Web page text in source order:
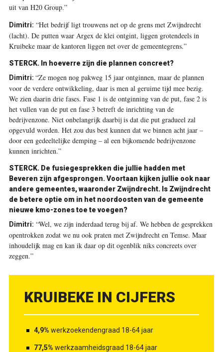
uit van H20 Group.”
Dimitri: “Het bedrijf ligt trouwens net op de grens met Zwijndrecht
(lacht). De putten waar Argex de klei ontgint, liggen grotendeels in
Kruibeke maar de kantoren liggen net over de gemeentegrens.”
STERCK. In hoeverre zijn die plannen concreet?
Dimitri: “Ze mogen nog pakweg 15 jaar ontginnen, maar de plannen
voor de verdere ontwikkeling, daar is men al geruime tijd mee bezig.
We zien daarin drie fases. Fase 1 is de ontginning van de put, fase 2 is
het vullen van de put en fase 3 betreft de inrichting van de
bedrijvenzone. Niet onbelangrijk daarbij is dat die put gradueel zal
opgevuld worden. Het zou dus best kunnen dat we binnen acht jaar –
door een gedeeltelijke demping – al een bijkomende bedrijvenzone
kunnen inrichten.”
STERCK. De fusiegesprekken die jullie hadden met
Beveren zijn afgesprongen. Voortaan kijken jullie ook naar
andere gemeentes, waaronder Zwijndrecht. Is Zwijndrecht
de betere optie om in het noordoosten van de gemeente
nieuwe kmo-zones toe te voegen?
Dimitri: “Wel, we zijn inderdaad terug bij af. We hebben de gesprekken
opentrokken zodat we nu ook praten met Zwijndrecht en Temse. Maar
inhoudelijk mag en kan ik daar op dit ogenblik niks concreets over
zeggen.”
KRUIBEKE IN CIJFERS
4,9% werkzoekendengraad 18-64 jaar
77,5% werkzaamheidsgraad 18-64 jaar